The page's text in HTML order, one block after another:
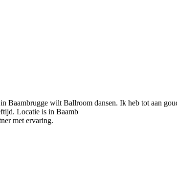
Baambrugge wilt Ballroom dansen. Ik heb tot aan
Locatie is in Baamb
met ervaring.